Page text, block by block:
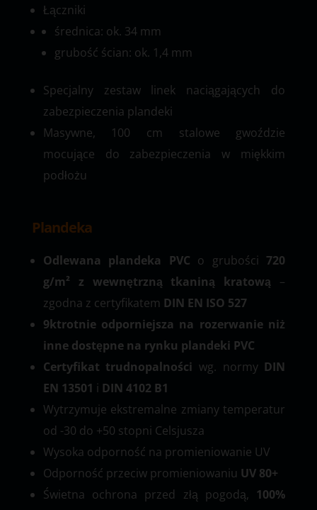
Łączniki
średnica: ok. 34 mm
grubość ścian: ok. 1,4 mm
Specjalny zestaw linek naciągających do
zabezpieczenia plandeki
Masywne, 100 cm stalowe gwoździe
mocujące do zabezpieczenia w miękkim
podłożu
Plandeka
Odlewana plandeka PVC o grubości 720
g/m² z wewnętrzną tkaniną kratową –
zgodna z certyfikatem DIN EN ISO 527
9ktrotnie odporniejsza na rozerwanie niż
inne dostępne na rynku plandeki PVC
Certyfikat trudnopalności wg. normy DIN
EN 13501 i DIN 4102 B1
Wytrzymuje ekstremalne zmiany temperatur
od -30 do +50 stopni Celsjusza
Wysoka odporność na promieniowanie UV
Odporność przeciw promieniowaniu UV 80+
Świetna ochrona przed złą pogodą, 100%